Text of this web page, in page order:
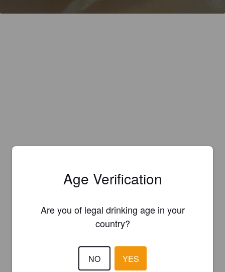
Age Verification
Are you of legal drinking age in your
country?
NO YES